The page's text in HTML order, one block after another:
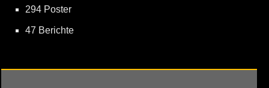
294 Poster
47 Berichte